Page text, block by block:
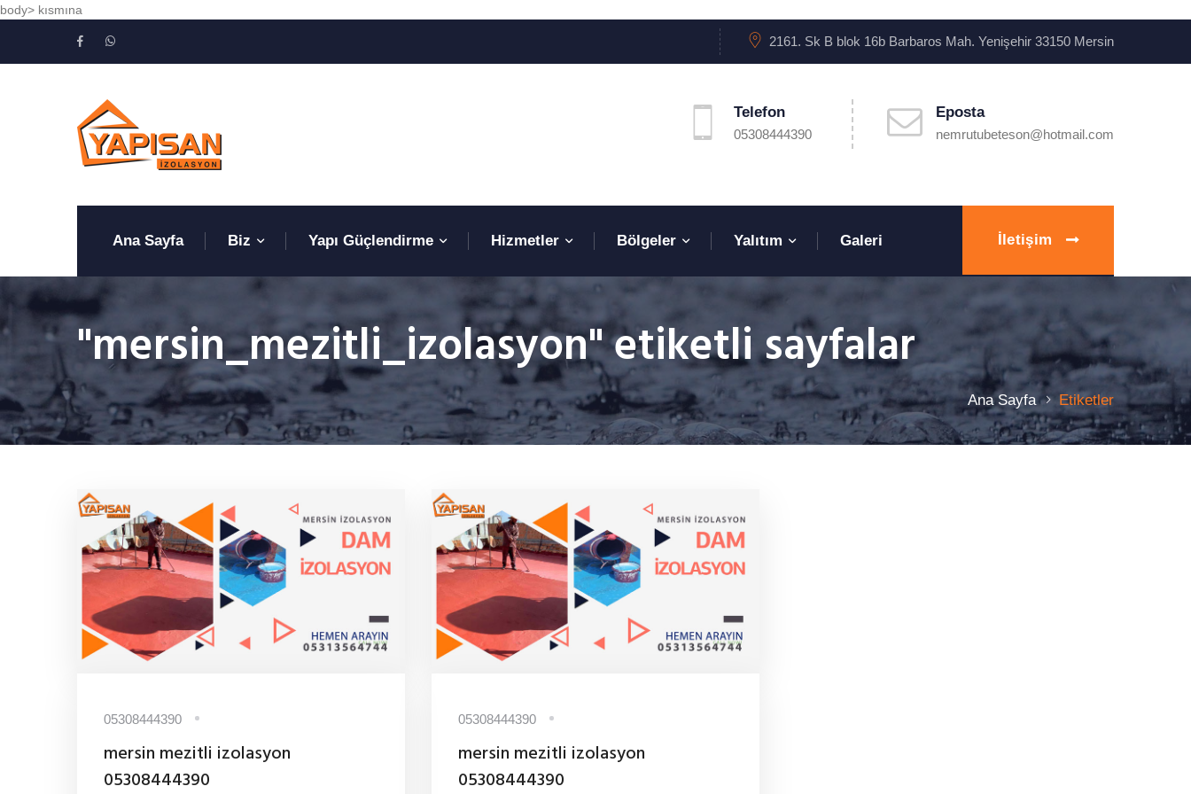
body> kısmına
2161. Sk B blok 16b Barbaros Mah. Yenişehir 33150 Mersin
Telefon
05308444390
Eposta
nemrutubeteson@hotmail.com
Ana Sayfa Biz Yapı Güçlendirme Hizmetler Bölgeler Yalıtım Galeri İletişim
"mersin_mezitli_izolasyon" etiketli sayfalar
Ana Sayfa Etiketler
05308444390
mersin mezitli izolasyon
05308444390
05308444390
mersin mezitli izolasyon
05308444390